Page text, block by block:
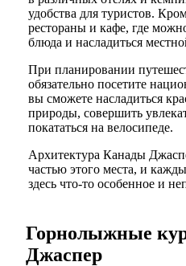
удобства для туристов.
рестораны и кафе, где
блюда и насладиться
При планировании
обязательно посетите
вы сможете насладиться
природы, совершить
покататься на велосипеде.
Архитектура Канады
частью этого места, и
здесь что-то особенное и
Горнолыжные
Джаспер